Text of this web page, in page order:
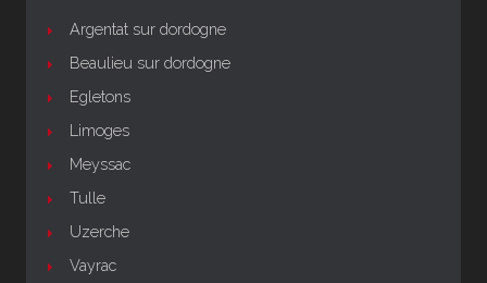
Argentat sur dordogne
Beaulieu sur dordogne
Egletons
Limoges
Meyssac
Tulle
Uzerche
Vayrac